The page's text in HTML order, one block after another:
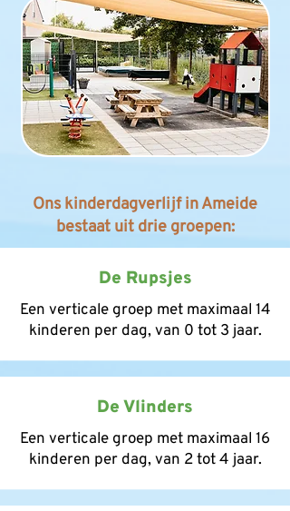
Ons kinderdagverlijf in Ameide
bestaat uit drie groepen:​​​​
De Rupsjes
Een verticale groep met maximaal 14
kinderen per dag, van 0 tot 3 jaar.
De Vlinders
Een verticale groep met maximaal 16
kinderen per dag, van 2 tot 4 jaar.